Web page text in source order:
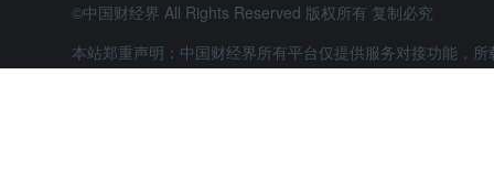
©中国财经界 All Rights Reserved 版权所有 复制必究
本站郑重声明：中国财经界所有平台仅提供服务对接功能，